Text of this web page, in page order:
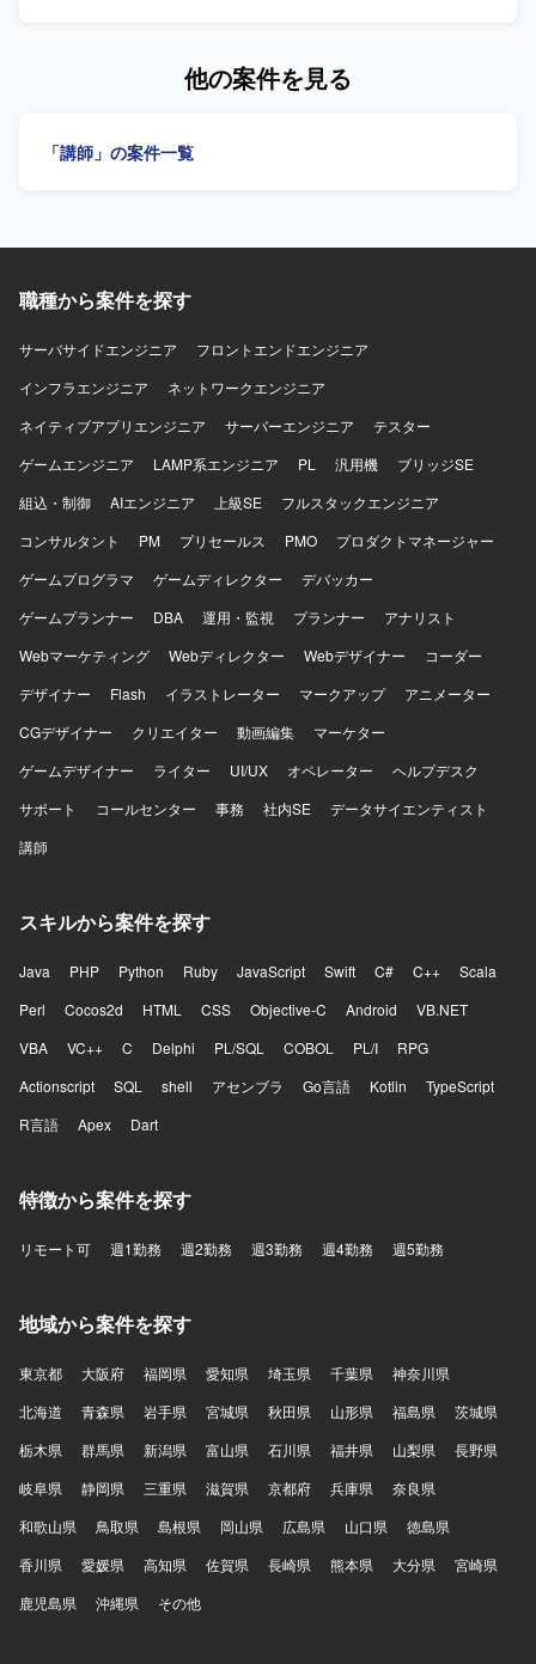
ーティング ・進捗/勤怠/素行不良などの研修生の報告 ・長
ド開発全般を担当していただきます。1チーム4〜7名規模の
PdM、デザイナー、モバイルエンジニア、QAと連携しなが
盤の改善にも積極的に関わっていただき、チームの開発生
CursorやClaudeなどのAIツールを活用し、設計・実装・レ
いただきます。 【求める人物像】 プロダクトのミッション
と考えている方を求めています。変化の大きい環境を前向
きに楽しみながら、自ら課題を見つけて周囲を巻き込みつ
つ解決していける方にマッチします。AIを積極的に活用し
ながら開発プロセスを進化させることに興味があり、チー
と考えています。 【ポジションの魅力】 少数精鋭チームで
大きなトラフィックと複雑なドメインを扱う技術基盤に直
など、AI Nativeな開発文化の最前線で働く経験を積むこと
ができます。技術基盤の刷新やPlatform Engineering、SRE
領域にも踏み込めるため、バックエンドエンジニアとして
の専門性と市場価値を高められる環境です。将来的にはテ
パスも視野に入れて経験を積んでいただけます。 【開発環
境】 言語はGoを中心に、インフラにはGoogle
用しています。通信にはgRPCとProtocol Buffersを用い、
CI/CDにはGitHub ActionsとCloud Buildを採用しています。
構成管理はTerraform、モニタリングはCloud Monitoring、
Cloud Logging、Cloud Trace、分析基盤にはBigQueryと
利用し、GitHub、Slack、Notion、Figmaなどのツールと組
他の案件を見る
「講師」の案件一覧
職種から案件を探す
サーバサイドエンジニア
フロントエンドエンジニア
インフラエンジニア
ネットワークエンジニア
ネイティブアプリエンジニア
サーバーエンジニア
テスター
ゲームエンジニア
LAMP系エンジニア PL 汎用機
ブリッジSE
組込・制御
AIエンジニア 上級SE
フルスタックエンジニア
コンサルタント
PM プリセールス PMO
プロダクトマネージャー
ゲームプログラマ
ゲームディレクター
デバッカー
ゲームプランナー
DBA 運用・監視 プランナー
アナリスト
Webマーケティング
Webディレクター Webデザイナー
コーダー
デザイナー
Flash イラストレーター マークアップ
アニメーター
CGデザイナー
クリエイター 動画編集
マーケター
ゲームデザイナー
ライター UI/UX オペレーター
ヘルプデスク
サポート
コールセンター 事務 社内SE
データサイエンティスト
講師
スキルから案件を探す
Java PHP Python Ruby JavaScript Swift C# C++
Scala
Perl
Cocos2d HTML CSS Objective-C Android
VB.NET
VBA
VC++ C Delphi PL/SQL COBOL PL/I
RPG
Actionscript
SQL shell アセンブラ Go言語 Kotlin
TypeScript
R言語
Apex Dart
特徴から案件を探す
リモート可 週1勤務 週2勤務 週3勤務 週4勤務 週5勤務
地域から案件を探す
東京都 大阪府 福岡県 愛知県 埼玉県 千葉県
神奈川県
北海道
青森県 岩手県 宮城県 秋田県 山形県 福島県
茨城県
栃木県
群馬県 新潟県 富山県 石川県 福井県 山梨県
長野県
岐阜県
静岡県 三重県 滋賀県 京都府 兵庫県
奈良県
和歌山県
鳥取県 島根県 岡山県 広島県 山口県
徳島県
香川県
愛媛県 高知県 佐賀県 長崎県 熊本県 大分県
宮崎県
鹿児島県
沖縄県 その他